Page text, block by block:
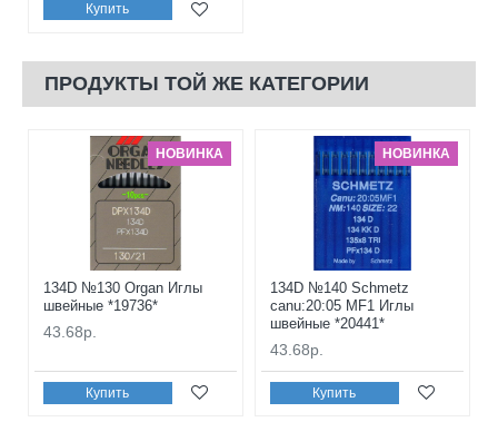
Купить
ПРОДУКТЫ ТОЙ ЖЕ КАТЕГОРИИ
НОВИНКА
134D №130 Organ Иглы
швейные *19736*
43.68р.
Купить
НОВИНКА
134D №140 Schmetz
canu:20:05 MF1 Иглы
швейные *20441*
43.68р.
Купить